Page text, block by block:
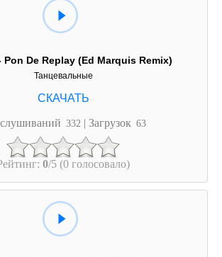
Pon De Replay (Ed Marquis Remix)
Танцевальные
332 | Загрузок 63
0/5 (0 голосовало)